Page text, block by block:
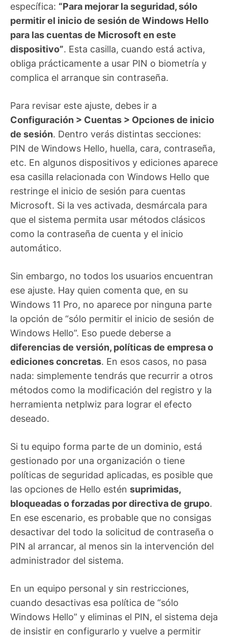
específica: “Para mejorar la seguridad, sólo
permitir el inicio de sesión de Windows Hello
para las cuentas de Microsoft en este
dispositivo”. Esta casilla, cuando está activa,
obliga prácticamente a usar PIN o biometría y
complica el arranque sin contraseña.
Para revisar este ajuste, debes ir a
Configuración > Cuentas > Opciones de inicio
de sesión. Dentro verás distintas secciones:
PIN de Windows Hello, huella, cara, contraseña,
etc. En algunos dispositivos y ediciones aparece
esa casilla relacionada con Windows Hello que
restringe el inicio de sesión para cuentas
Microsoft. Si la ves activada, desmárcala para
que el sistema permita usar métodos clásicos
como la contraseña de cuenta y el inicio
automático.
Sin embargo, no todos los usuarios encuentran
ese ajuste. Hay quien comenta que, en su
Windows 11 Pro, no aparece por ninguna parte
la opción de “sólo permitir el inicio de sesión de
Windows Hello”. Eso puede deberse a
diferencias de versión, políticas de empresa o
ediciones concretas. En esos casos, no pasa
nada: simplemente tendrás que recurrir a otros
métodos como la modificación del registro y la
herramienta netplwiz para lograr el efecto
deseado.
Si tu equipo forma parte de un dominio, está
gestionado por una organización o tiene
políticas de seguridad aplicadas, es posible que
las opciones de Hello estén suprimidas,
bloqueadas o forzadas por directiva de grupo.
En ese escenario, es probable que no consigas
desactivar del todo la solicitud de contraseña o
PIN al arrancar, al menos sin la intervención del
administrador del sistema.
En un equipo personal y sin restricciones,
cuando desactivas esa política de “sólo
Windows Hello” y eliminas el PIN, el sistema deja
de insistir en configurarlo y vuelve a permitir